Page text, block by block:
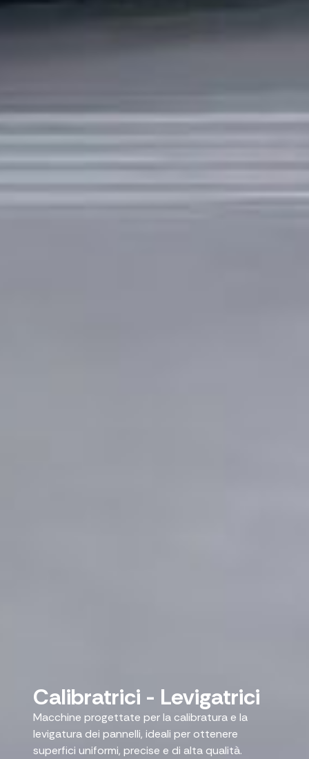
Calibratrici - Levigatrici
Macchine progettate per la calibratura e la
levigatura dei pannelli, ideali per ottenere
superfici uniformi, precise e di alta qualità.